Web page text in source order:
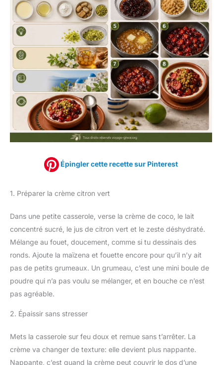
Épingler cette recette sur Pinterest
1. Préparer la crème citron vert
Dans une petite casserole, verse la crème de coco, le lait
concentré sucré, le jus de citron vert et le zeste déshydraté.
Mélange au fouet, doucement, comme si tu dessinais des
ronds. Ajoute la maïzena et fouette encore pour qu’il n’y ait
pas de petits grumeaux. Un grumeau, c’est une mini boule de
poudre qui n’a pas voulu se mélanger, et en bouche ce n’est
pas agréable.
2. Épaissir sans stresser
Mets la casserole sur feu doux et remue sans t’arrêter. La
crème va changer de texture: elle devient plus nappante.
Nappante, c’est quand la crème peut couvrir le dos d’une